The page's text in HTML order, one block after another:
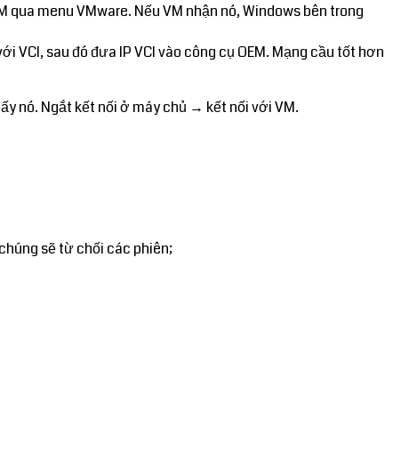
qua menu VMware. Nếu VM nhận nó, Windows bên trong
VCI, sau đó đưa IP VCI vào công cụ OEM. Mạng cầu tốt hơn
nó. Ngắt kết nối ở máy chủ → kết nối với VM.
sẽ từ chối các phiên;